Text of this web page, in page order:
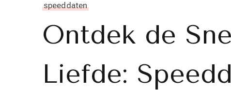
speeddaten
Ontdek de
Liefde: